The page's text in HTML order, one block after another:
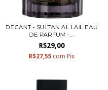
DECANT - SULTAN AL LAIL EAU
DE PARFUM -...
R$29,00
R$27,55 com Pix